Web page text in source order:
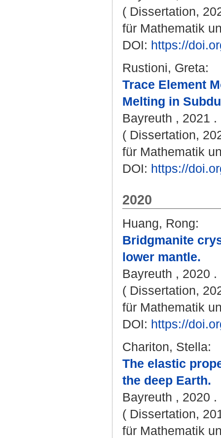
( Dissertation,
für Mathematik
DOI: https://
Rustioni, Greta:
Trace Element
Melting in
Bayreuth , 2021 .
( Dissertation,
für Mathematik
DOI: https://
2020
Huang, Rong:
Bridgmanite
lower mantle.
Bayreuth , 2020
( Dissertation,
für Mathematik
DOI: https://
Chariton, Stella:
The elastic
the deep Earth.
Bayreuth , 2020 .
( Dissertation,
für Mathematik